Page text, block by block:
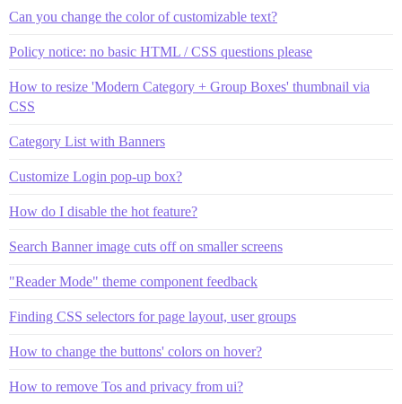
Can you change the color of customizable text?
Policy notice: no basic HTML / CSS questions please
How to resize 'Modern Category + Group Boxes' thumbnail via
CSS
Category List with Banners
Customize Login pop-up box?
How do I disable the hot feature?
Search Banner image cuts off on smaller screens
"Reader Mode" theme component feedback
Finding CSS selectors for page layout, user groups
How to change the buttons' colors on hover?
How to remove Tos and privacy from ui?